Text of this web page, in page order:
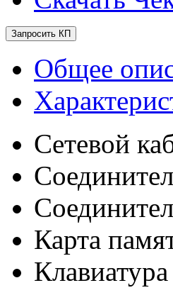
Запросить КП
Общее
Сетевой
Карта